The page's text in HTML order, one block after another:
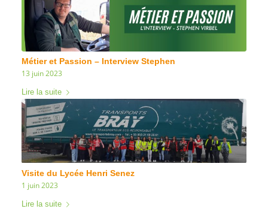
Métier et Passion – Interview Stephen
13 juin 2023
Lire la suite
Visite du Lycée Henri Senez
1 juin 2023
Lire la suite